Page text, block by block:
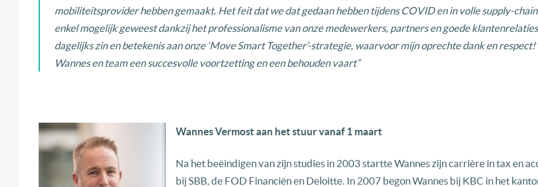
mobiliteitsprovider hebben gemaakt. Het feit dat we dat gedaan hebben tijdens COVID en in volle supply-chain
enkel mogelijk geweest dankzij het professionalisme van onze medewerkers, partners en goede
dagelijks zin en betekenis aan onze ‘Move Smart Together’-strategie, waarvoor mijn oprechte dank en
Wannes en team een succesvolle voortzetting en een behouden vaart”
Wannes Vermost aan het stuur vanaf 1 maart
Na het beëindigen van zijn studies in 2003 startte Wannes zijn carrière in tax en
bij SBB, de FOD Financiën en Deloitte. In 2007 begon Wannes bij KBC in het